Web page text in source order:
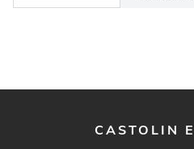
CASTOLIN